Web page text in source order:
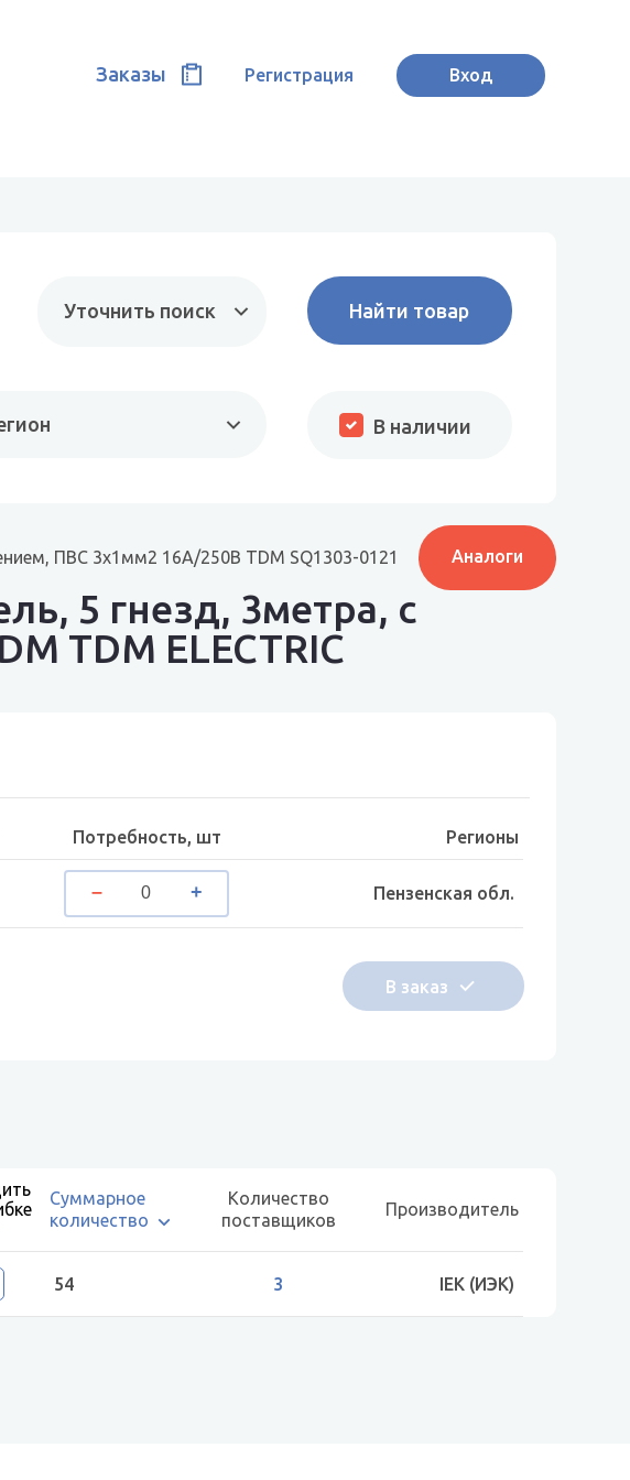
Заказы Регистрация Вход
Уточнить поиск
В наличии
ПВС 3х1мм2 16А/250В TDM SQ1303-0121 Аналоги
5 гнезд, 3метра, с
TDM ELECTRIC
Потребность, шт Регионы
Пензенская обл.
Суммарное
количество
Количество
поставщиков
Производитель
54 3 IEK (ИЭК)